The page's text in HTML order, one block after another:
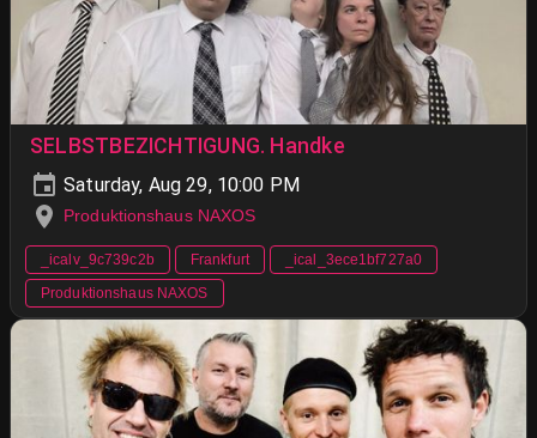
SELBSTBEZICHTIGUNG. Handke
Saturday, Aug 29, 10:00 PM
Produktionshaus NAXOS
_icalv_9c739c2b Frankfurt
_ical_3ece1bf727a0
Produktionshaus NAXOS